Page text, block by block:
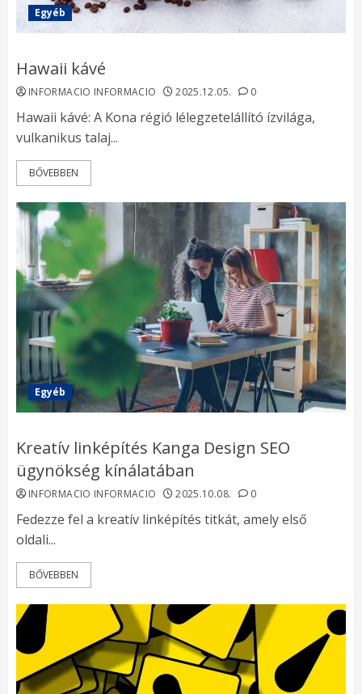
Egyéb
Hawaii kávé
INFORMACIO INFORMACIO 2025.12.05. 0
Hawaii kávé: A Kona régió lélegzetelállító ízvilága,
vulkanikus talaj...
BŐVEBBEN
Egyéb
Kreatív linképítés Kanga Design SEO
ügynökség kínálatában
INFORMACIO INFORMACIO 2025.10.08. 0
Fedezze fel a kreatív linképítés titkát, amely első
oldali...
BŐVEBBEN